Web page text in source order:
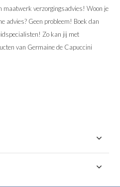
maatwerk verzorgingsadvies! Woon je
advies? Geen probleem! Boek dan
Zo kan jij met
van Germaine de Capuccini